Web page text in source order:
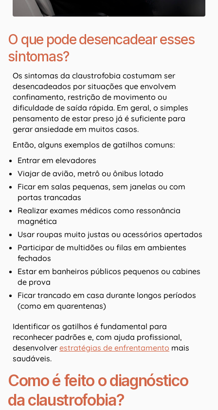
O que pode desencadear esses
sintomas?
Os sintomas da claustrofobia costumam ser
desencadeados por situações que envolvem
confinamento, restrição de movimento ou
dificuldade de saída rápida. Em geral, o simples
pensamento de estar preso já é suficiente para
gerar ansiedade em muitos casos.
Então, alguns exemplos de gatilhos comuns:
Entrar em elevadores
Viajar de avião, metrô ou ônibus lotado
Ficar em salas pequenas, sem janelas ou com
portas trancadas
Realizar exames médicos como ressonância
magnética
Usar roupas muito justas ou acessórios apertados
Participar de multidões ou filas em ambientes
fechados
Estar em banheiros públicos pequenos ou cabines
de prova
Ficar trancado em casa durante longos períodos
(como em quarentenas)
Identificar os gatilhos é fundamental para
reconhecer padrões e, com ajuda profissional,
desenvolver estratégias de enfrentamento mais
saudáveis.
Como é feito o diagnóstico
da claustrofobia?